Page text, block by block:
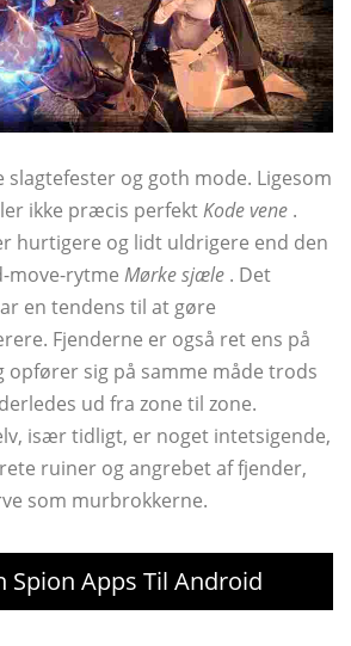
slagtefester og goth mode. Ligesom
ikke præcis perfektKode vene .
hurtigere og lidt uldrigere end den
move-rytme Mørke sjæle . Det
en tendens til at gøre
Fjenderne er også ret ens på
opfører sig på samme måde trods
ud fra zone til zone.
især tidligt, er noget intetsigende,
ruiner og angrebet af fjender,
som murbrokkerne.
Spion Apps Til Android